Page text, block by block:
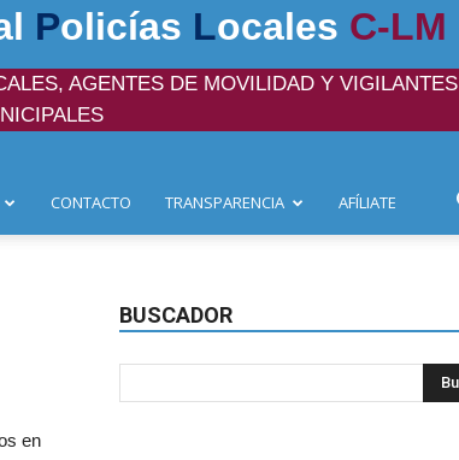
Policías Locales C-LM
AGENTES DE MOVILIDAD Y VIGILANTES
CONTACTO TRANSPARENCIA AFÍLIATE
en
BUSCADOR